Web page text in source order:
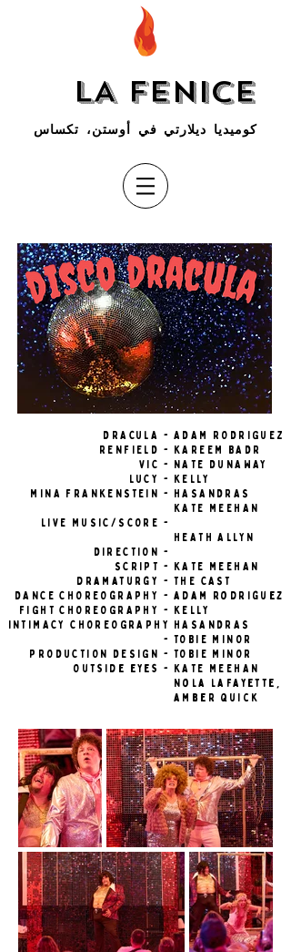
LA FENICE
كوميديا ديلارتي في أوستن، تكساس
DRACULA -
RENFIELD -
VIC -
LUCY -
MINA FRANKENSTEIN -
LIVE MUSIC/SCORE -
DIRECTION -
SCRIPT -
dramaturgy -
DANCE CHOREOgRAPHY -
FIGHT CHOREOGRAPHY -
INTIMACY CHOREOGRAPHY
-
PRODUCTION DESIGN -
Outside eyes -
ADAM RODRIGUEZ
KAREEM BADR
NATE DUNAWAY
KELLY
HASANDRAS
KATE MEEHAN
HEATH ALLYN
KATE MEEHAN
THE CAST
adam rodriguez
KELLY
HASANDRAS
TOBIE MINOR
TOBIE MINOR
KATE MEEHAN
Nola lafayette,
amber quick